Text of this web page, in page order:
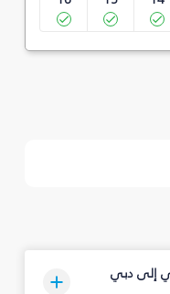
إلى دبي